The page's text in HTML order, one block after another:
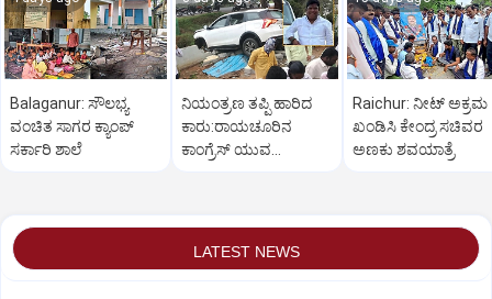
Balaganur: ಸೌಲಭ್ಯ
ವಂಚಿತ ಸಾಗರ ಕ್ಯಾಂಪ್
ಸರ್ಕಾರಿ ಶಾಲೆ
ನಿಯಂತ್ರಣ ತಪ್ಪಿ ಹಾರಿದ
ಕಾರು:ರಾಯಚೂರಿನ
ಕಾಂಗ್ರೆಸ್ ಯುವ
Raichur: ನೀಟ್ ಅಕ್ರಮ
ಖಂಡಿಸಿ ಕೇಂದ್ರ ಸಚಿವರ
ಅಣಕು ಶವಯಾತ್ರೆ
LATEST NEWS